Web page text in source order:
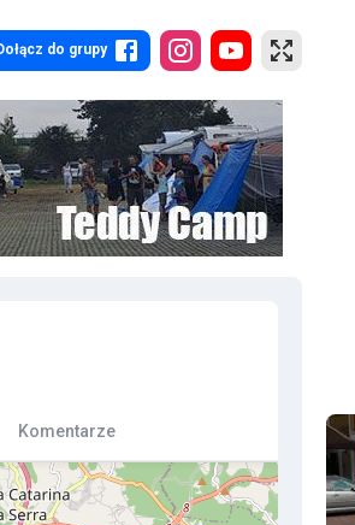
do grupy
Komentarze